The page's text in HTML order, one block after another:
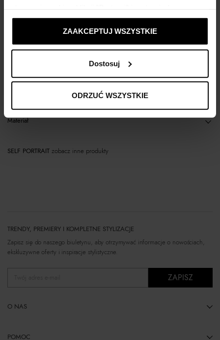
ustawienia prywatności.
ZAAKCEPTUJ WSZYSTKIE
Dostosuj
ODRZUĆ WSZYSTKIE
Kup teraz, Zapłać później!
Materiał
SELF PORTRAIT zobacz inne produkty
TRENDY, PREMIERY I KOMPLETNE STYLIZACJE
Zapisz się do naszego biuletynu, aby otrzymywać informacje o nowościach,
ekskluzywne oferty i inspiracje stylistyczne.
ZAPISZ
O NAS
POMOC